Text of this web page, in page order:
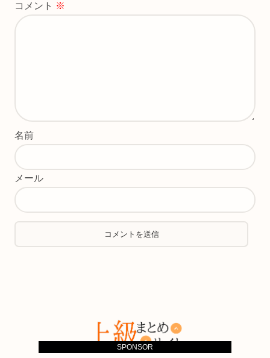
SPONSOR
コメント ※
名前
メール